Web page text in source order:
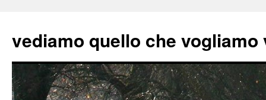
vediamo quello che vogliamo